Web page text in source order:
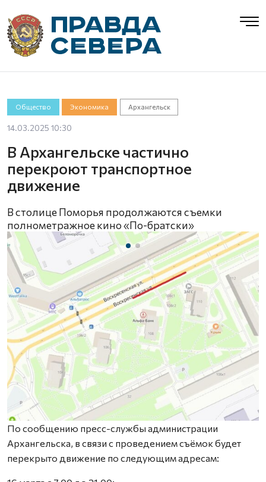
Общество Экономика Архангельск
14.03.2025 10:30
В Архангельске частично
перекроют транспортное
движение
В столице Поморья продолжаются съемки
полнометражное кино «По-братски»
По сообщению пресс-службы администрации
Архангельска, в связи с проведением съёмок будет
перекрыто движение по следующим адресам: